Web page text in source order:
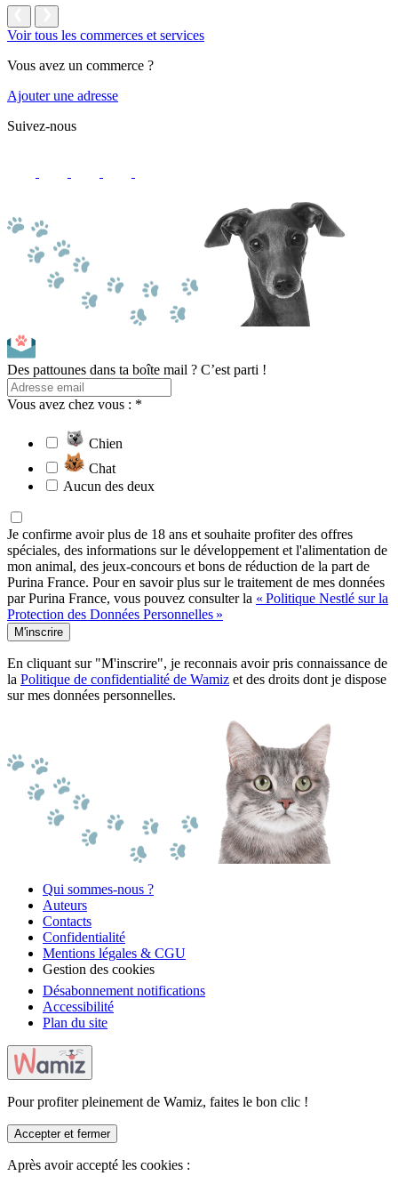
Voir tous les commerces et services
Vous avez un commerce ?
Ajouter une adresse
Suivez-nous
Des pattounes dans ta boîte mail ? C’est parti !
Vous avez chez vous : *
Chien
Chat
Aucun des deux
Je confirme avoir plus de 18 ans et souhaite profiter des offres
spéciales, des informations sur le développement et l'alimentation de
mon animal, des jeux-concours et bons de réduction de la part de
Purina France. Pour en savoir plus sur le traitement de mes données
par Purina France, vous pouvez consulter la « Politique Nestlé sur la
Protection des Données Personnelles »
M'inscrire
En cliquant sur "M'inscrire", je reconnais avoir pris connaissance de
la Politique de confidentialité de Wamiz et des droits dont je dispose
sur mes données personnelles.
Qui sommes-nous ?
Auteurs
Contacts
Confidentialité
Mentions légales & CGU
Gestion des cookies
Désabonnement notifications
Accessibilité
Plan du site
Pour profiter pleinement de Wamiz, faites le bon clic !
Accepter et fermer
Après avoir accepté les cookies :